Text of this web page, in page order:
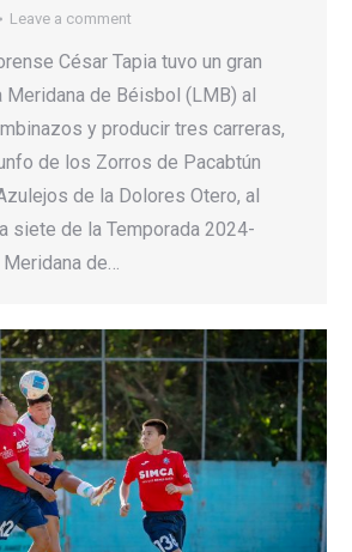
Leave a comment
César Tapia tuvo un gran
Meridana de Béisbol (LMB) al
y producir tres carreras,
de los Zorros de Pacabtún
de la Dolores Otero, al
siete de la Temporada 2024-
de…